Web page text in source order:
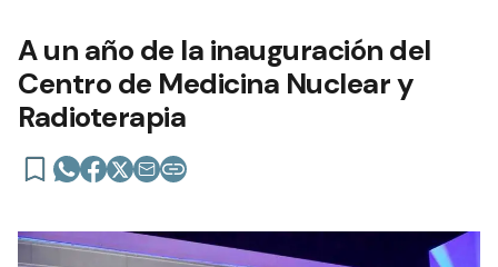
A un año de la inauguración del
Centro de Medicina Nuclear y
Radioterapia